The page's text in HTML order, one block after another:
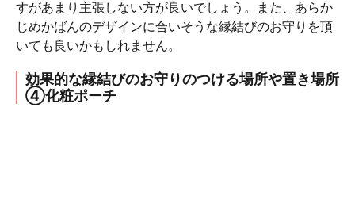
すがあまり主張しない方が良いでしょう。また、あらか
じめかばんのデザインに合いそうな縁結びのお守りを頂
いても良いかもしれません。
効果的な縁結びのお守りのつける場所や置き場所
④化粧ポーチ